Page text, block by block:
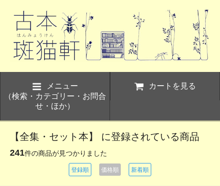
メニュー
（検索・カテゴリー・お問合
せ・ほか）
カートを見る
【全集・セット本】 に登録されている商品
241件の商品が見つかりました
登録順 価格順 新着順